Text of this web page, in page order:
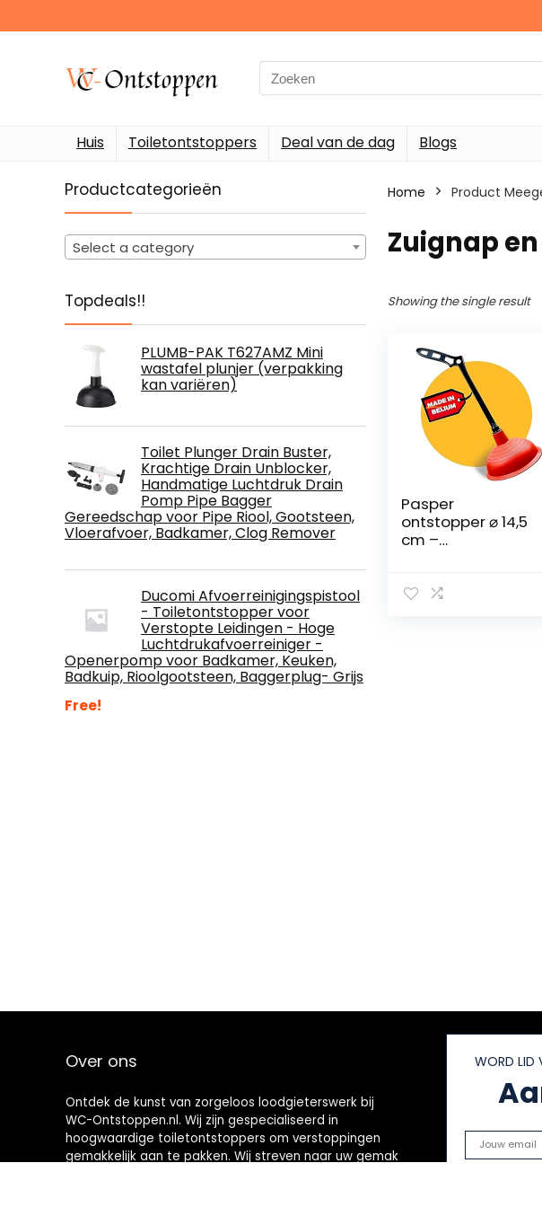
Search
for:
Huis Toiletontstoppers Deal van de dag Blogs
Productcategorieën
Select a category
Topdeals!!
PLUMB-PAK T627AMZ Mini
wastafel plunjer (verpakking
kan variëren)
Toilet Plunger Drain Buster,
Krachtige Drain Unblocker,
Handmatige Luchtdruk Drain
Pomp Pipe Bagger
Gereedschap voor Pipe Riool, Gootsteen,
Vloerafvoer, Badkamer, Clog Remover
Ducomi Afvoerreinigingspistool
- Toiletontstopper voor
Verstopte Leidingen - Hoge
Luchtdrukafvoerreiniger -
Openerpomp voor Badkamer, Keuken,
Badkuip, Rioolgootsteen, Baggerplug- Grijs
Free!
Home Product
‎Zuignap
Showing the single result
Pasper
ontstopper ⌀ 14,5
cm –
ontstopper
Over ons
Ontdek de kunst van zorgeloos loodgieterswerk bij
WC-Ontstoppen.nl. Wij zijn gespecialiseerd in
hoogwaardige toiletontstoppers om verstoppingen
gemakkelijk aan te pakken. Wij streven naar uw gemak
WORD LID